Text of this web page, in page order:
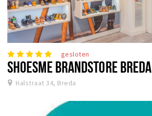
gesloten
SHOESME BRANDSTORE BREDA
Halstraat 34, Breda